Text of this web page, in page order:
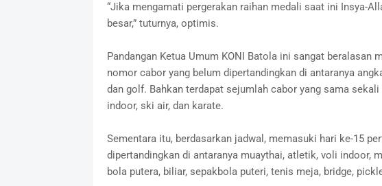
“Jika mengamati pergerakan raihan medali saat ini Insya-
besar,” tuturnya, optimis.
Pandangan Ketua Umum KONI Batola ini sangat
nomor cabor yang belum dipertandingkan di antaranya
dan golf. Bahkan terdapat sejumlah cabor yang sama
indoor, ski air, dan karate.
Sementara itu, berdasarkan jadwal, memasuki hari ke-15
dipertandingkan di antaranya muaythai, atletik, voli indoor,
bola putera, biliar, sepakbola puteri, tenis meja, bridge,